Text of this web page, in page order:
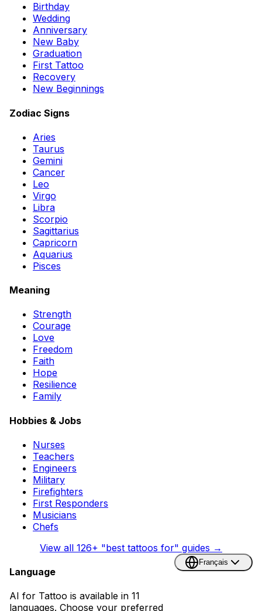
Birthday
Wedding
Anniversary
New Baby
Graduation
First Tattoo
Recovery
New Beginnings
Zodiac Signs
Aries
Taurus
Gemini
Cancer
Leo
Virgo
Libra
Scorpio
Sagittarius
Capricorn
Aquarius
Pisces
Meaning
Strength
Courage
Love
Freedom
Faith
Hope
Resilience
Family
Hobbies & Jobs
Nurses
Teachers
Engineers
Military
Firefighters
First Responders
Musicians
Chefs
View all 126+ "best tattoos for" guides →
Language
AI for Tattoo is available in 11
languages. Choose your preferred
Français